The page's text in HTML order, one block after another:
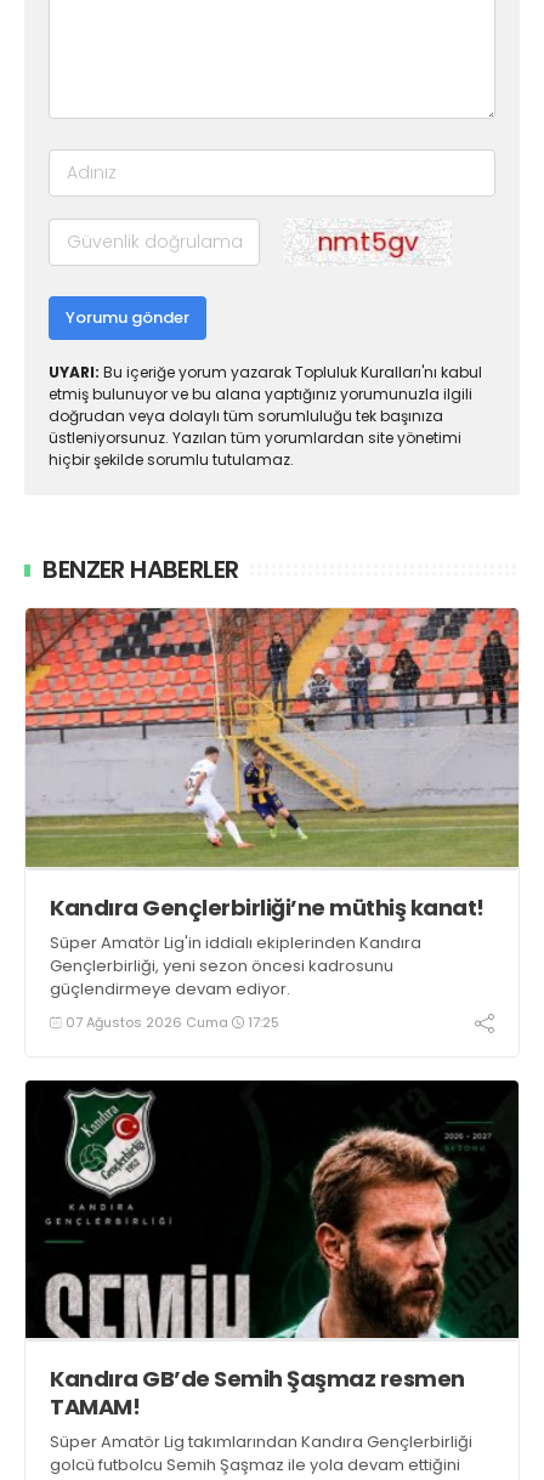
Yorumu gönder
UYARI: Bu içeriğe yorum yazarak Topluluk Kuralları'nı kabul
etmiş bulunuyor ve bu alana yaptığınız yorumunuzla ilgili
doğrudan veya dolaylı tüm sorumluluğu tek başınıza
üstleniyorsunuz. Yazılan tüm yorumlardan site yönetimi
hiçbir şekilde sorumlu tutulamaz.
BENZER HABERLER
Kandıra Gençlerbirliği’ne müthiş kanat!
Süper Amatör Lig'in iddialı ekiplerinden Kandıra
Gençlerbirliği, yeni sezon öncesi kadrosunu
güçlendirmeye devam ediyor.
07 Ağustos 2026 Cuma 17:25
Kandıra GB’de Semih Şaşmaz resmen
TAMAM!
Süper Amatör Lig takımlarından Kandıra Gençlerbirliği
golcü futbolcu Semih Şaşmaz ile yola devam ettiğini